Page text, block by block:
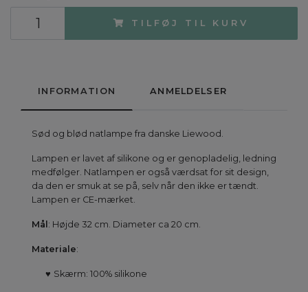
TILFØJ TIL KURV
INFORMATION ANMELDELSER
Sød og blød natlampe fra danske Liewood.
Lampen er lavet af silikone og er genopladelig, ledning
medfølger. Natlampen er også værdsat for sit design,
da den er smuk at se på, selv når den ikke er tændt.
Lampen er CE-mærket.
Mål : Højde 32 cm. Diameter ca 20 cm.
Materiale:
♥ Skærm: 100% silikone